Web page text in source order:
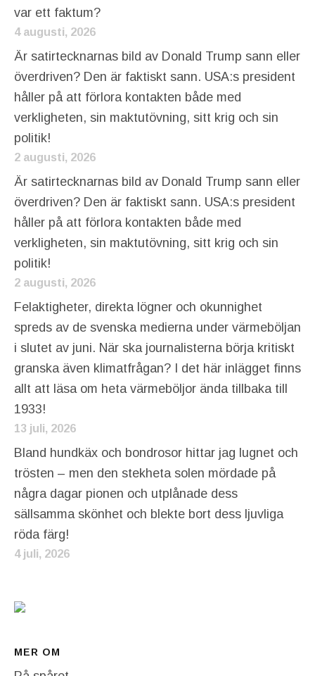
var ett faktum?
4 augusti, 2026
Är satirtecknarnas bild av Donald Trump sann eller
överdriven? Den är faktiskt sann. USA:s president
håller på att förlora kontakten både med
verkligheten, sin maktutövning, sitt krig och sin
politik!
2 augusti, 2026
Är satirtecknarnas bild av Donald Trump sann eller
överdriven? Den är faktiskt sann. USA:s president
håller på att förlora kontakten både med
verkligheten, sin maktutövning, sitt krig och sin
politik!
2 augusti, 2026
Felaktigheter, direkta lögner och okunnighet
spreds av de svenska medierna under värmeböljan
i slutet av juni. När ska journalisterna börja kritiskt
granska även klimatfrågan? I det här inlägget finns
allt att läsa om heta värmeböljor ända tillbaka till
1933!
13 juli, 2026
Bland hundkäx och bondrosor hittar jag lugnet och
trösten – men den stekheta solen mördade på
några dagar pionen och utplånade dess
sällsamma skönhet och blekte bort dess ljuvliga
röda färg!
4 juli, 2026
MER OM